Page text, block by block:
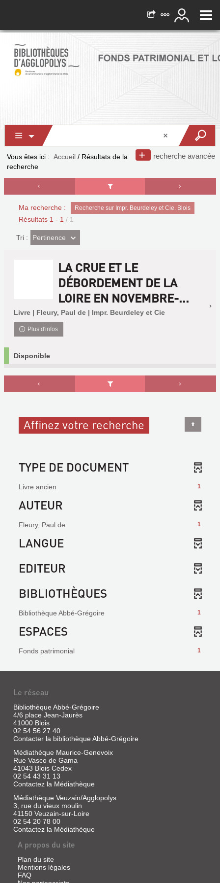
recherche avancée
Vous êtes ici : Accueil / Résultats de la
recherche
Ma recherche : Recherche sur Impr. Beurdeley et Cie. Blois
Résultats 1 - 1 / 1
Tri : (Effet
imédiat)
Pertinence
LA CRUE ET LE
DÉBORDEMENT DE LA
LOIRE EN NOVEMBRE-...
Livre | Fleury, Paul de | Impr. Beurdeley et Cie
Plus d'infos
Disponible
Affinez votre recherche
TYPE DE DOCUMENT
1
Livre ancien
AUTEUR
1
Fleury, Paul de
LANGUE
EDITEUR
BIBLIOTHÈQUES
1
Bibliothèque Abbé-Grégoire
ESPACES
1
Fonds patrimonial
Le réseau
Bibliothèque Abbé-Grégoire
4/6 place Jean-Jaurès
41000 Blois
02 54 56 27 40
Contacter la bibliothèque Abbé-Grégoire
Médiathèque Maurice-Genevoix
Rue Vasco de Gama
41043 Blois Cedex
02 54 43 31 13
Contactez la Médiathèque
Médiathèque Veuzain/Agglopolys
3, rue du vieux moulin
41150 Veuzain-sur-Loire
02 54 20 78 00
Contactez la Médiathèque
A propos du site
Plan du site
Mentions légales
FAQ